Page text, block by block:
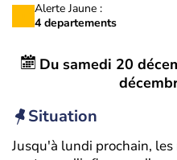
Alerte Jaune :
4 departements
Du samedi 20
Situation
Jusqu'à lundi prochain,